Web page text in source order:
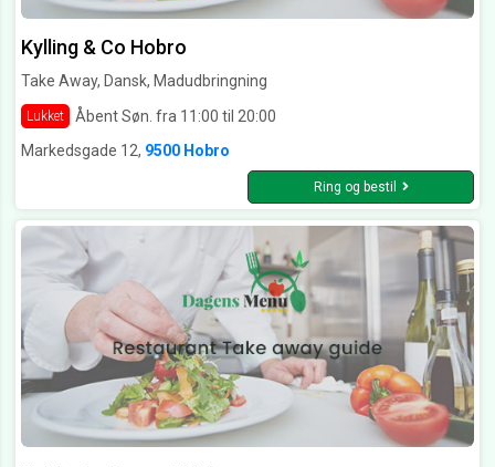
Kylling & Co Hobro
Take Away, Dansk, Madudbringning
Lukket
Åbent Søn. fra 11:00 til 20:00
Markedsgade 12, 9500 Hobro
Ring og bestil